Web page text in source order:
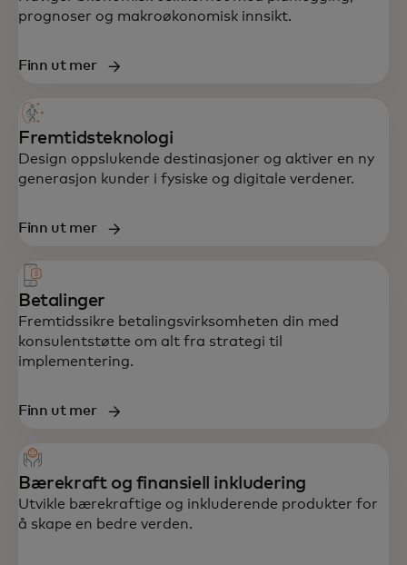
å fremme vekst og motstandskraft.
prognoser og makroøkonomisk innsikt.
Finn ut mer
Fremtidsteknologi
Design oppslukende destinasjoner og aktiver en ny
generasjon kunder i fysiske og digitale verdener.
Finn ut mer
Betalinger
Fremtidssikre betalingsvirksomheten din med
konsulentstøtte om alt fra strategi til
implementering.
Finn ut mer
Bærekraft og finansiell inkludering
Utvikle bærekraftige og inkluderende produkter for
å skape en bedre verden.